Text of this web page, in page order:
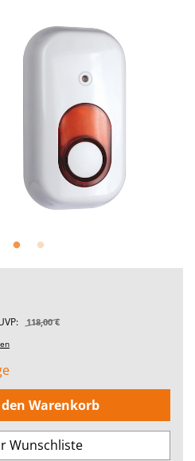
118,00 €
Wunschliste